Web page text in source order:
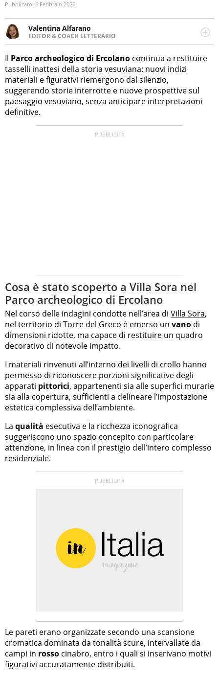
Pubblicato: 6 Febbraio 2026
Valentina Alfarano
EDITOR & COACH LETTERARIO
Lavorare con le storie è la mia missione! Specializzata in
storytelling di viaggi, lavoro come editor di narrativa e
coach di scrittura creativa.
Il Parco archeologico di Ercolano continua a restituire
tasselli inattesi della storia vesuviana: nuovi indizi
materiali e figurativi riemergono dal silenzio,
suggerendo storie interrotte e nuove prospettive sul
paesaggio vesuviano, senza anticipare interpretazioni
definitive.
Cosa è stato scoperto a Villa Sora nel
Parco archeologico di Ercolano
Nel corso delle indagini condotte nell’area di Villa Sora,
nel territorio di Torre del Greco è emerso un vano di
dimensioni ridotte, ma capace di restituire un quadro
decorativo di notevole impatto.
I materiali rinvenuti all’interno dei livelli di crollo hanno
permesso di riconoscere porzioni significative degli
apparati pittorici, appartenenti sia alle superfici murarie
sia alla copertura, sufficienti a delineare l’impostazione
estetica complessiva dell’ambiente.
La qualità esecutiva e la ricchezza iconografica
suggeriscono uno spazio concepito con particolare
attenzione, in linea con il prestigio dell’intero complesso
residenziale.
Le pareti erano organizzate secondo una scansione
cromatica dominata da tonalità scure, intervallate da
campi in rosso cinabro, entro i quali si inserivano motivi
figurativi accuratamente distribuiti.